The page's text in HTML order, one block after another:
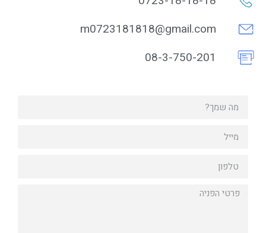
m0723181818@gmail.com
08-3-750-201